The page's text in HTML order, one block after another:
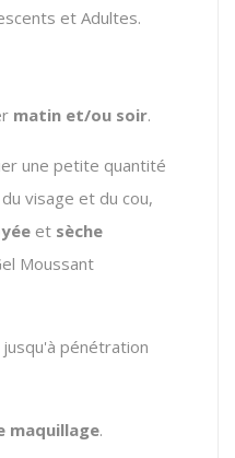
et Adultes.
matin et/ou soir.
une petite quantité
visage et du cou,
et sèche
Moussant
pénétration
maquillage.